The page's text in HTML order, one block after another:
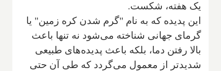
یک هفته، شکست.
این پدیده که به نام "گرم شدن کره زمین" یا
گرمای جهانی شناخته می‌شود نه تنها باعث
بالا رفتن دما، بلکه باعث پدیده‌های طبیعی
شدیدتر از معمول می‌گردد که طی آن حتی